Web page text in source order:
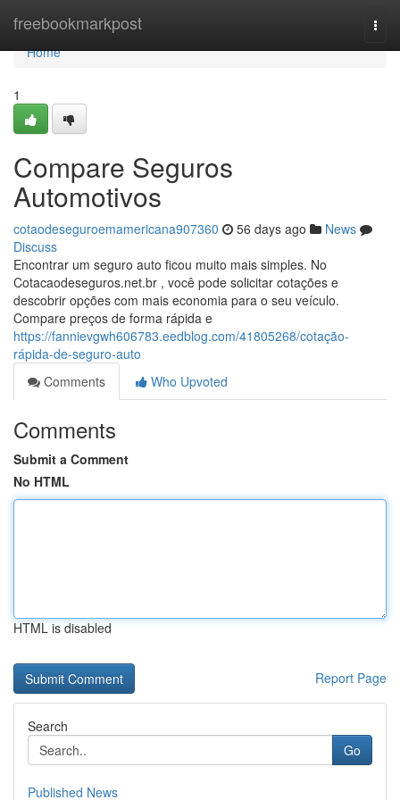
freebookmarkpost
Home
Home
1
Compare Seguros
Automotivos
cotaodeseguroemamericana907360 56 days ago
News
Discuss
Encontrar um seguro auto ficou muito mais simples. No
Cotacaodeseguros.net.br , você pode solicitar cotações e
descobrir opções com mais economia para o seu veículo.
Compare preços de forma rápida e
https://fannievgwh606783.eedblog.com/41805268/cotação-
rápida-de-seguro-auto
Comments
Who Upvoted
Comments
Submit a Comment
No HTML
HTML is disabled
Report Page
Search
Go
Published News